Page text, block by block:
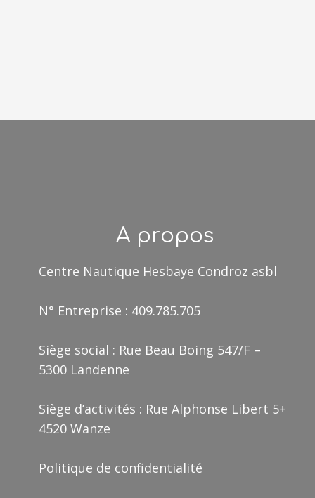
A propos
Centre Nautique Hesbaye Condroz asbl
N° Entreprise : 409.785.705
Siège social : Rue Beau Boing 547/F –
5300 Landenne
Siège d’activités : Rue Alphonse Libert 5+
4520 Wanze
Politique de confidentialité